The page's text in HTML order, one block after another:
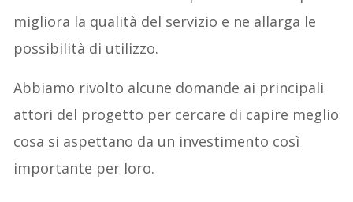
migliora la qualità del servizio e ne allarga le
possibilità di utilizzo.
Abbiamo rivolto alcune domande ai principali
attori del progetto per cercare di capire meglio
cosa si aspettano da un investimento così
importante per loro.